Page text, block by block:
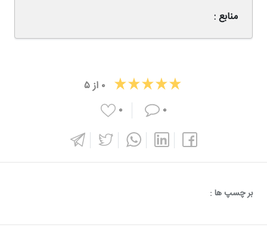
منابع :
۰ از۵
۰
۰
بر چسپ ها :